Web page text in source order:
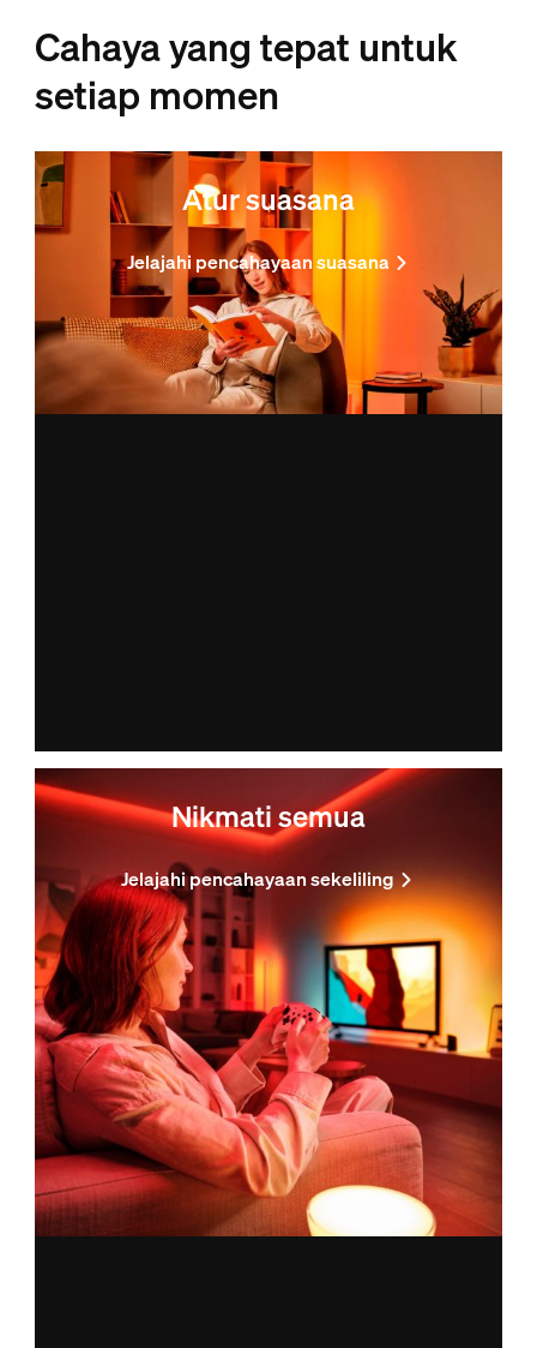
Cahaya yang tepat untuk
setiap momen
Atur suasana
Jelajahi pencahayaan suasana
Nikmati semua
Jelajahi pencahayaan sekeliling